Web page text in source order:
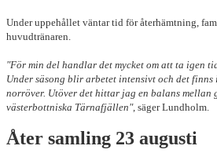
Under uppehållet väntar tid för återhämtning,
huvudtränaren.
"För min del handlar det mycket om att ta igen
Under säsong blir arbetet intensivt och det finns
norröver. Utöver det hittar jag en balans mellan
västerbottniska Tärnafjällen", säger Lundholm.
Åter samling 23 augusti